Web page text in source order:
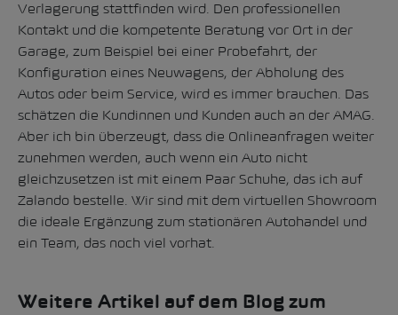
Verlagerung stattfinden wird. Den professionellen
Kontakt und die kompetente Beratung vor Ort in der
Garage, zum Beispiel bei einer Probefahrt, der
Konfiguration eines Neuwagens, der Abholung des
Autos oder beim Service, wird es immer brauchen. Das
schätzen die Kundinnen und Kunden auch an der AMAG.
Aber ich bin überzeugt, dass die Onlineanfragen weiter
zunehmen werden, auch wenn ein Auto nicht
gleichzusetzen ist mit einem Paar Schuhe, das ich auf
Zalando bestelle. Wir sind mit dem virtuellen Showroom
die ideale Ergänzung zum stationären Autohandel und
ein Team, das noch viel vorhat.
Weitere Artikel auf dem Blog zum